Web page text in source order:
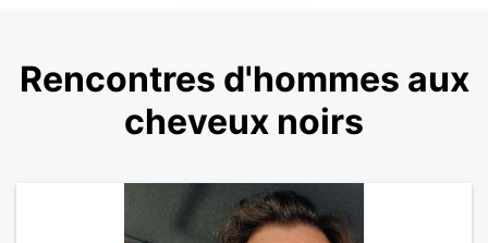
Rencontres d'hommes aux
cheveux noirs